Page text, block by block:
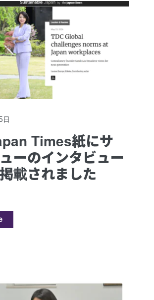
日
Times紙にサ
ーのインタビュー
載されました